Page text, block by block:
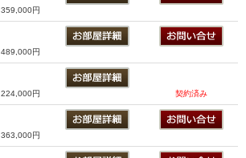
359,000円
489,000円
224,000円 契約済み
363,000円